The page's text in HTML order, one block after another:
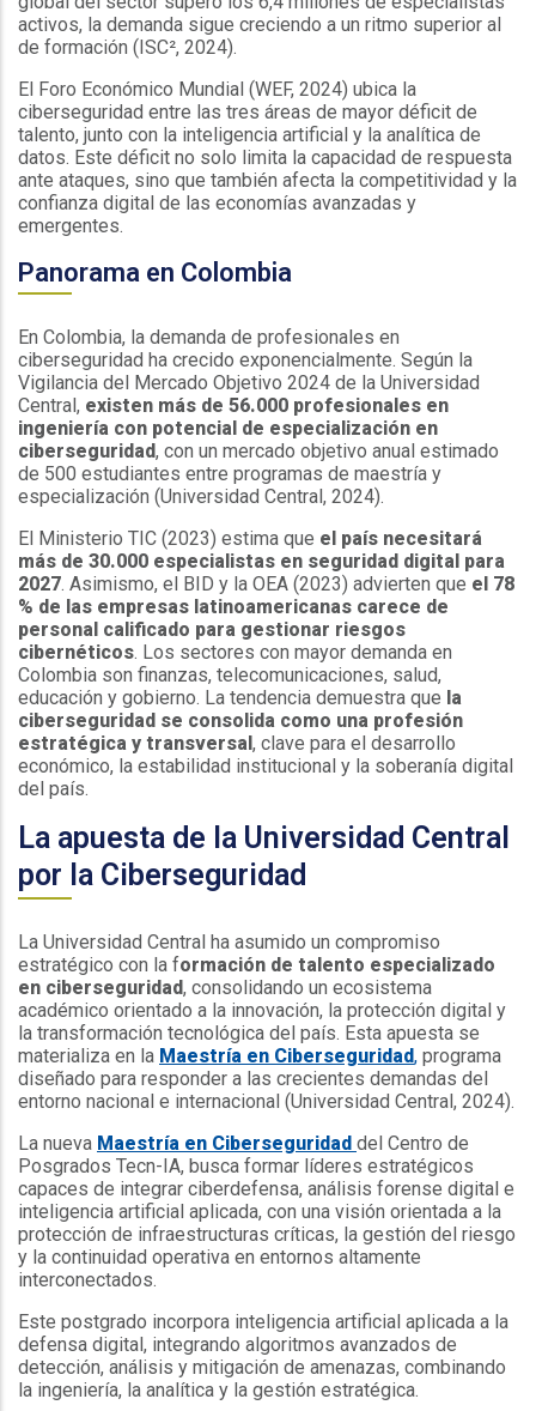
activos, la demanda sigue creciendo a un ritmo superior al
de formación (ISC², 2024).
El Foro Económico Mundial (WEF, 2024) ubica la
ciberseguridad entre las tres áreas de mayor déficit de
talento, junto con la inteligencia artificial y la analítica de
datos. Este déficit no solo limita la capacidad de respuesta
ante ataques, sino que también afecta la competitividad y la
confianza digital de las economías avanzadas y
emergentes.
Panorama en Colombia
En Colombia, la demanda de profesionales en
ciberseguridad ha crecido exponencialmente. Según la
Vigilancia del Mercado Objetivo 2024 de la Universidad
Central, existen más de 56.000 profesionales en
ingeniería con potencial de especialización en
ciberseguridad, con un mercado objetivo anual estimado
de 500 estudiantes entre programas de maestría y
especialización (Universidad Central, 2024).
El Ministerio TIC (2023) estima que el país necesitará
más de 30.000 especialistas en seguridad digital para
2027. Asimismo, el BID y la OEA (2023) advierten que el 78
% de las empresas latinoamericanas carece de
personal calificado para gestionar riesgos
cibernéticos. Los sectores con mayor demanda en
Colombia son finanzas, telecomunicaciones, salud,
educación y gobierno. La tendencia demuestra que la
ciberseguridad se consolida como una profesión
estratégica y transversal, clave para el desarrollo
económico, la estabilidad institucional y la soberanía digital
del país.
La apuesta de la Universidad Central
por la Ciberseguridad
La Universidad Central ha asumido un compromiso
estratégico con la formación de talento especializado
en ciberseguridad, consolidando un ecosistema
académico orientado a la innovación, la protección digital y
la transformación tecnológica del país. Esta apuesta se
materializa en la Maestría en Ciberseguridad, programa
diseñado para responder a las crecientes demandas del
entorno nacional e internacional (Universidad Central, 2024).
La nueva Maestría en Ciberseguridad del Centro de
Posgrados Tecn-IA, busca formar líderes estratégicos
capaces de integrar ciberdefensa, análisis forense digital e
inteligencia artificial aplicada, con una visión orientada a la
protección de infraestructuras críticas, la gestión del riesgo
y la continuidad operativa en entornos altamente
interconectados.
Este postgrado incorpora inteligencia artificial aplicada a la
defensa digital, integrando algoritmos avanzados de
detección, análisis y mitigación de amenazas, combinando
la ingeniería, la analítica y la gestión estratégica.